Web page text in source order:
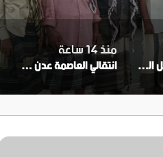
خلال زيارته للمناضل اللواء ناصر النوبة..الحالمي ويؤكد اهتمام المجلس الانتقالي برموز الثورة الجنوبية
منذ 14 ساعة
انتقالي العاصمة عدن يعلن تأييده لدعوات العصيان المدني ومطالب النقابات الجنوبية